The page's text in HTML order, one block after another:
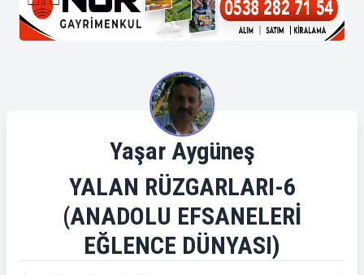
Yaşar Aygüneş
YALAN RÜZGARLARI-6
(ANADOLU EFSANELERİ
EĞLENCE DÜNYASI)